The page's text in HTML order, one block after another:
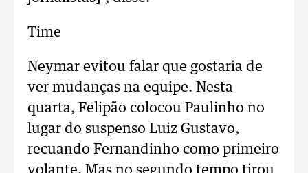
Time
Neymar evitou falar que gostaria de
ver mudanças na equipe. Nesta
quarta, Felipão colocou Paulinho no
lugar do suspenso Luiz Gustavo,
recuando Fernandinho como primeiro